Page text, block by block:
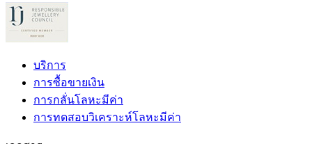
บริการ
การซื้อขายเงิน
การกลั่นโลหะมีค่า
การทดสอบวิเคราะห์โลหะมีค่า